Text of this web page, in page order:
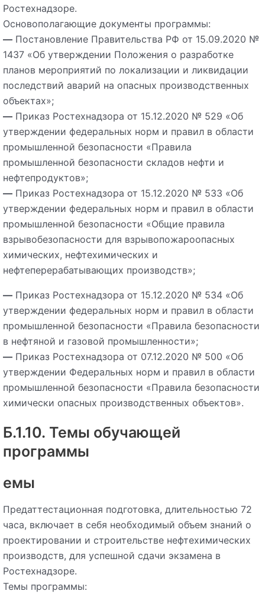
Ростехнадзоре.
Основополагающие документы программы:
— Постановление Правительства РФ от 15.09.2020 №
1437 «Об утверждении Положения о разработке
планов мероприятий по локализации и ликвидации
последствий аварий на опасных производственных
объектах»;
— Приказ Ростехнадзора от 15.12.2020 № 529 «Об
утверждении федеральных норм и правил в области
промышленной безопасности «Правила
промышленной безопасности складов нефти и
нефтепродуктов»;
— Приказ Ростехнадзора от 15.12.2020 № 533 «Об
утверждении федеральных норм и правил в области
промышленной безопасности «Общие правила
взрывобезопасности для взрывопожароопасных
химических, нефтехимических и
нефтеперерабатывающих производств»;
— Приказ Ростехнадзора от 15.12.2020 № 534 «Об
утверждении федеральных норм и правил в области
промышленной безопасности «Правила безопасности
в нефтяной и газовой промышленности»;
— Приказ Ростехнадзора от 07.12.2020 № 500 «Об
утверждении Федеральных норм и правил в области
промышленной безопасности «Правила безопасности
химически опасных производственных объектов».
Б.1.10. Темы обучающей
программы
емы
Предаттестационная подготовка, длительностью 72
часа, включает в себя необходимый объем знаний о
проектировании и строительстве нефтехимических
производств, для успешной сдачи экзамена в
Ростехнадзоре.
Темы программы: